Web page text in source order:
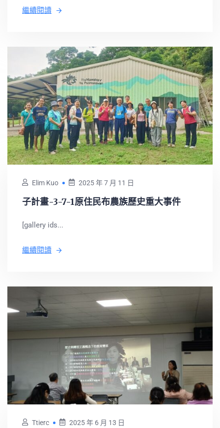
繼續閱讀
Elim Kuo 2025 年 7 月 11 日
子計畫-3-7-1原住民布農族歷史重大事件
[gallery ids...
繼續閱讀
Ttierc 2025 年 6 月 13 日